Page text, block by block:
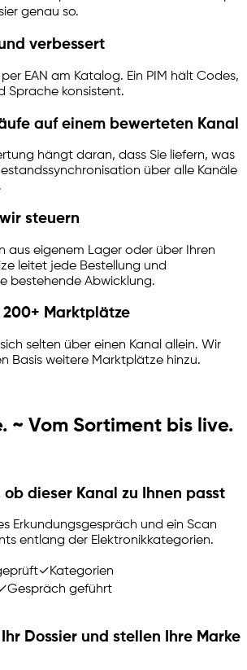
genau so.
verbessert
EAN am Katalog. Ein PIM hält Codes,
Sprache konsistent.
auf einem bewerteten Kanal
hängt daran, dass Sie liefern, was
über alle Kanäle
steuern
aus eigenem Lager oder über Ihren
leitet jede Bestellung und
bestehende Abwicklung.
200+ Marktplätze
selten über einen Kanal allein. Wir
Basis weitere Marktplätze hinzu.
~ Vom Sortiment bis live.
ob dieser Kanal zu Ihnen passt
Erkundungsgespräch und ein Scan
entlang der Elektronikkategorien.
✓Kategorien
Gespräch geführt
Dossier und stellen Ihre Marke